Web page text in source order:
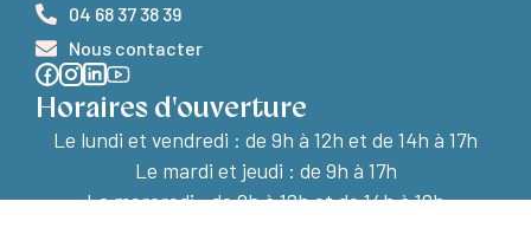
04 68 37 38 39
Nous contacter
Horaires d'ouverture
Le lundi et vendredi : de 9h à 12h et de 14h à 17h
Le mardi et jeudi : de 9h à 17h
Le mercredi : de 9h à 12h et de 14h à 18h